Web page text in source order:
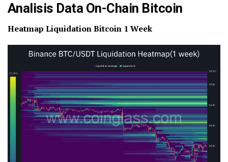
Analisis Data On-Chain Bitcoin
Heatmap Liquidation Bitcoin 1 Week